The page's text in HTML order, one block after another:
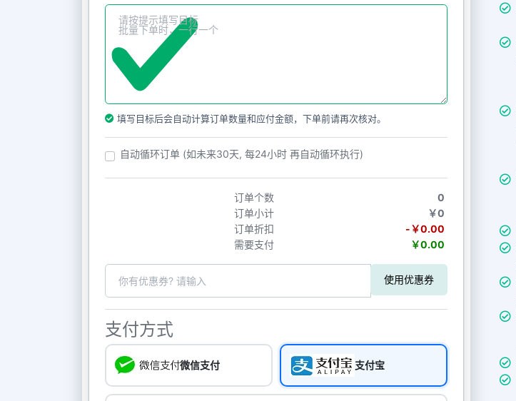
填写目标后会自动计算订单数量和应付金额，下单前请再次核对。
自动循环订单 (如未来30天, 每24小时 再自动循环执行)
订单个数
0
订单小计
￥0
订单折扣
-￥0.00
需要支付
￥0.00
使用优惠券
支付方式
微信支付 支付宝